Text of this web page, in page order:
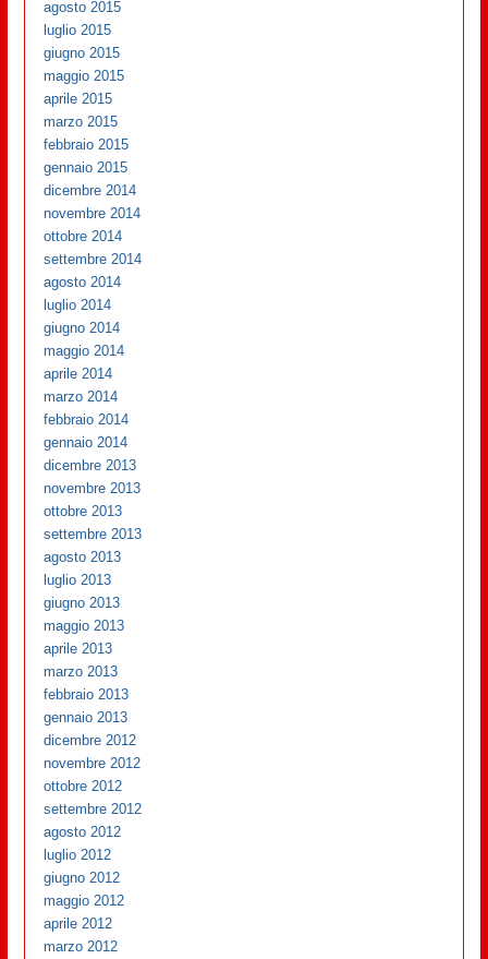
agosto 2015
luglio 2015
giugno 2015
maggio 2015
aprile 2015
marzo 2015
febbraio 2015
gennaio 2015
dicembre 2014
novembre 2014
ottobre 2014
settembre 2014
agosto 2014
luglio 2014
giugno 2014
maggio 2014
aprile 2014
marzo 2014
febbraio 2014
gennaio 2014
dicembre 2013
novembre 2013
ottobre 2013
settembre 2013
agosto 2013
luglio 2013
giugno 2013
maggio 2013
aprile 2013
marzo 2013
febbraio 2013
gennaio 2013
dicembre 2012
novembre 2012
ottobre 2012
settembre 2012
agosto 2012
luglio 2012
giugno 2012
maggio 2012
aprile 2012
marzo 2012